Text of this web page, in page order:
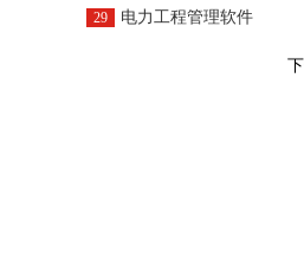
29 电力工程管理软件